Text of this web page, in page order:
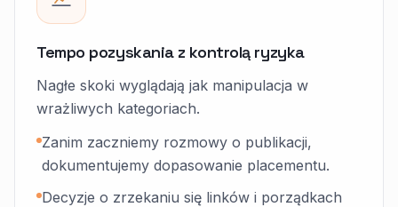
Tempo pozyskania z kontrolą ryzyka
Nagłe skoki wyglądają jak manipulacja w
wrażliwych kategoriach.
Zanim zaczniemy rozmowy o publikacji,
dokumentujemy dopasowanie placementu.
Decyzje o zrzekaniu się linków i porządkach